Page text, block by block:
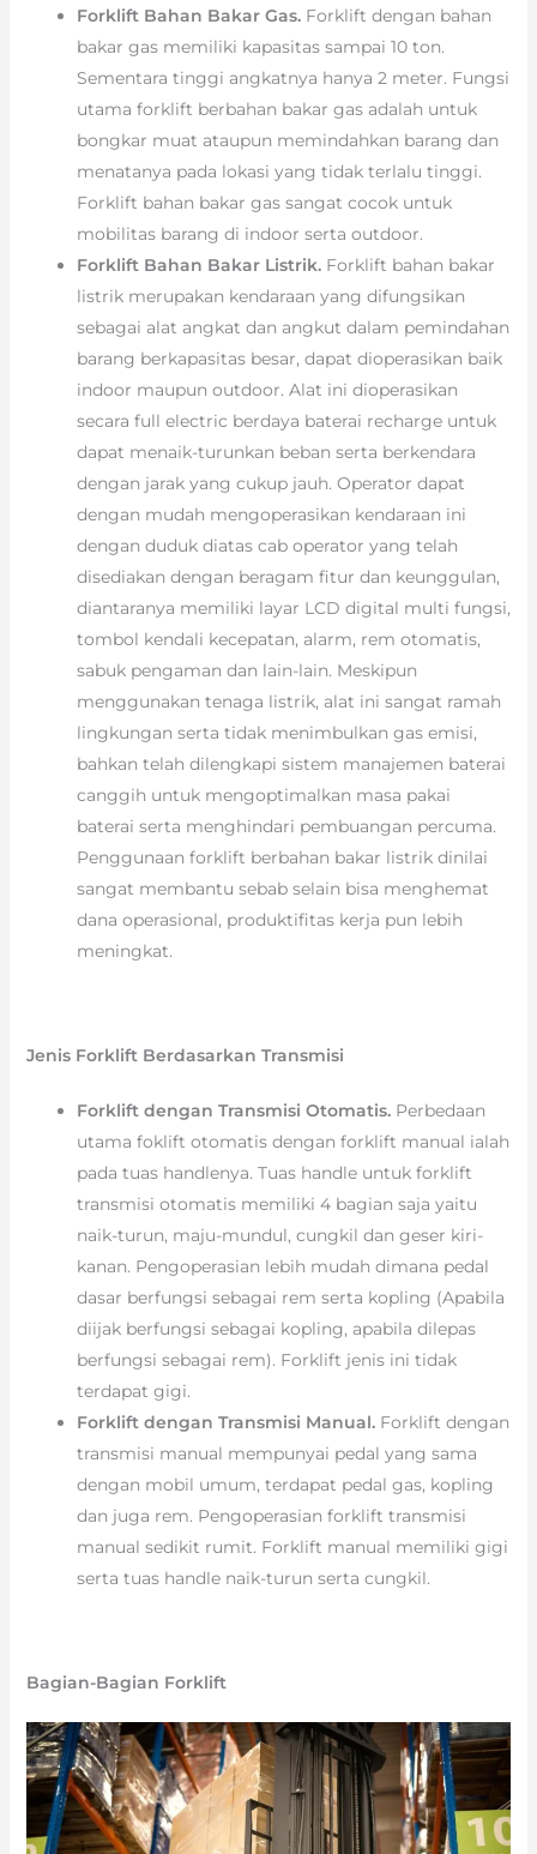
Forklift Bahan Bakar Gas. Forklift dengan bahan
bakar gas memiliki kapasitas sampai 10 ton.
Sementara tinggi angkatnya hanya 2 meter. Fungsi
utama forklift berbahan bakar gas adalah untuk
bongkar muat ataupun memindahkan barang dan
menatanya pada lokasi yang tidak terlalu tinggi.
Forklift bahan bakar gas sangat cocok untuk
mobilitas barang di indoor serta outdoor.
Forklift Bahan Bakar Listrik. Forklift bahan bakar
listrik merupakan kendaraan yang difungsikan
sebagai alat angkat dan angkut dalam pemindahan
barang berkapasitas besar, dapat dioperasikan baik
indoor maupun outdoor. Alat ini dioperasikan
secara full electric berdaya baterai recharge untuk
dapat menaik-turunkan beban serta berkendara
dengan jarak yang cukup jauh. Operator dapat
dengan mudah mengoperasikan kendaraan ini
dengan duduk diatas cab operator yang telah
disediakan dengan beragam fitur dan keunggulan,
diantaranya memiliki layar LCD digital multi fungsi,
tombol kendali kecepatan, alarm, rem otomatis,
sabuk pengaman dan lain-lain. Meskipun
menggunakan tenaga listrik, alat ini sangat ramah
lingkungan serta tidak menimbulkan gas emisi,
bahkan telah dilengkapi sistem manajemen baterai
canggih untuk mengoptimalkan masa pakai
baterai serta menghindari pembuangan percuma.
Penggunaan forklift berbahan bakar listrik dinilai
sangat membantu sebab selain bisa menghemat
dana operasional, produktifitas kerja pun lebih
meningkat.
Jenis Forklift Berdasarkan Transmisi
Forklift dengan Transmisi Otomatis. Perbedaan
utama foklift otomatis dengan forklift manual ialah
pada tuas handlenya. Tuas handle untuk forklift
transmisi otomatis memiliki 4 bagian saja yaitu
naik-turun, maju-mundul, cungkil dan geser kiri-
kanan. Pengoperasian lebih mudah dimana pedal
dasar berfungsi sebagai rem serta kopling (Apabila
diijak berfungsi sebagai kopling, apabila dilepas
berfungsi sebagai rem). Forklift jenis ini tidak
terdapat gigi.
Forklift dengan Transmisi Manual.Forklift dengan
transmisi manual mempunyai pedal yang sama
dengan mobil umum, terdapat pedal gas, kopling
dan juga rem. Pengoperasian forklift transmisi
manual sedikit rumit. Forklift manual memiliki gigi
serta tuas handle naik-turun serta cungkil.
Bagian-Bagian Forklift